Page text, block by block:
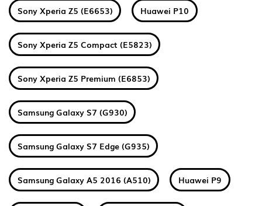
Sony Xperia Z5 (E6653) Huawei P10
Sony Xperia Z5 Compact (E5823)
Sony Xperia Z5 Premium (E6853)
Samsung Galaxy S7 (G930)
Samsung Galaxy S7 Edge (G935)
Samsung Galaxy A5 2016 (A510) Huawei P9